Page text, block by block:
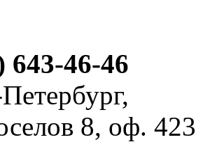
643-46-46
8, оф. 423